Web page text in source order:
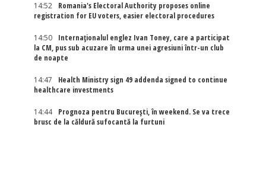
14:52
Romania's Electoral Authority proposes online
registration for EU voters, easier electoral procedures
14:50
Internaţionalul englez Ivan Toney, care a participat
la CM, pus sub acuzare în urma unei agresiuni într-un club
de noapte
14:47
Health Ministry sign 49 addenda signed to continue
healthcare investments
14:44
Prognoza pentru București, în weekend. Se va trece
brusc de la căldură sufocantă la furtuni